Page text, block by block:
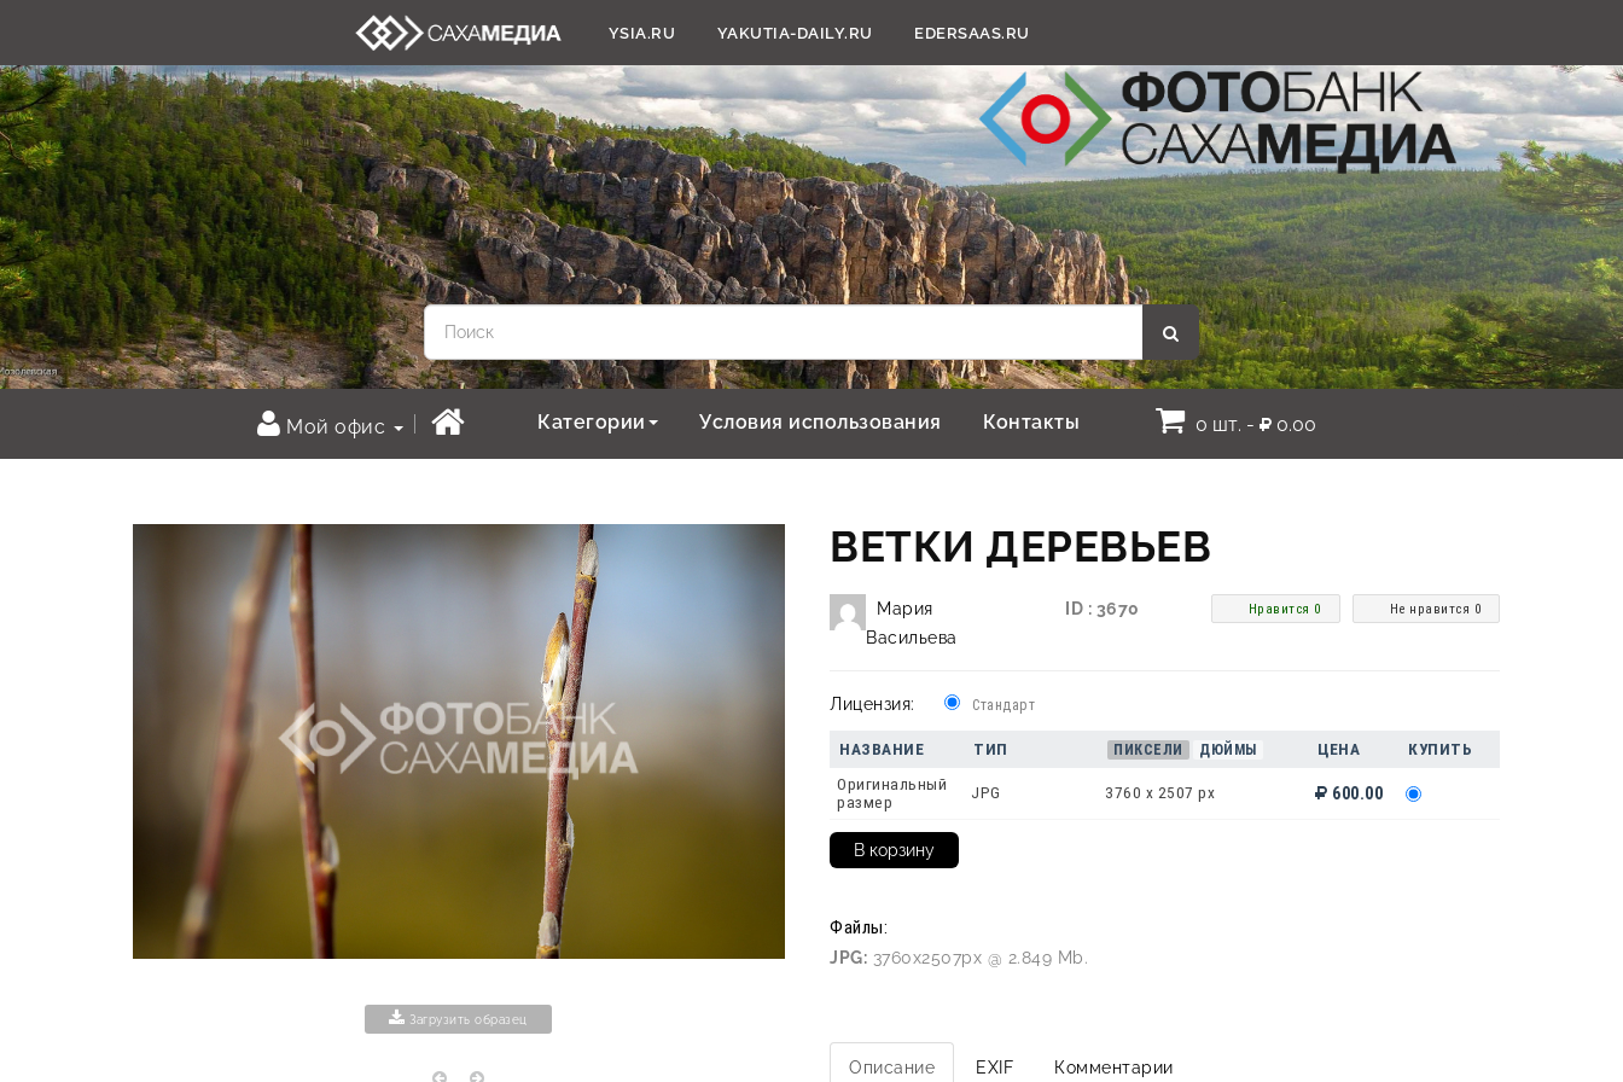
YSIA.RU YAKUTIA-DAILY.RU EDERSAAS.RU
Мой офис Категории Условия использования Контакты 0 шт. - 0.00
Загрузить образец
ВЕТКИ ДЕРЕВЬЕВ
Мария
Васильева
ID : 3670 Не нравится 0
Нравится 0
Лицензия: Стандарт
НАЗВАНИЕ ТИП ПИКСЕЛИ ДЮЙМЫ ЦЕНА
КУПИТЬ
Оригинальный
размер
JPG 3760 x 2507 px 600.00
Файлы:
JPG: 3760x2507px @ 2.849 Mb.
Описание EXIF Комментарии